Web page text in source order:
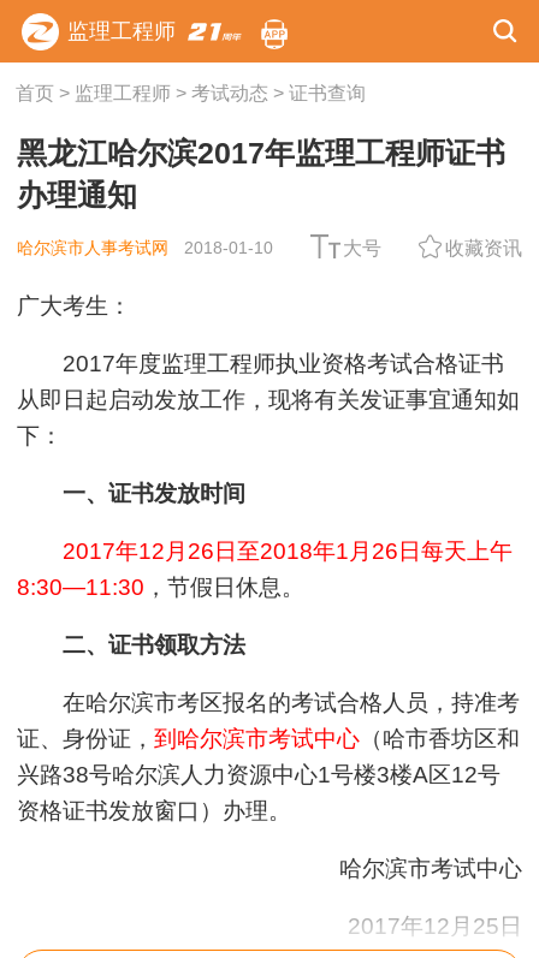
监理工程师
首页> 监理工程师> 考试动态 > 证书查询
黑龙江哈尔滨2017年监理工程师证书
办理通知
哈尔滨市人事考试网 2018-01-10 大号 收藏资讯
广大考生：
2017年度监理工程师执业资格考试合格证书
从即日起启动发放工作，现将有关发证事宜通知如
下：
一、证书发放时间
2017年12月26日至2018年1月26日每天上午
8:30—11:30 ，节假日休息。
二、证书领取方法
在哈尔滨市考区报名的考试合格人员，持准考
证、身份证，到哈尔滨市考试中心 （哈市香坊区和
兴路38号哈尔滨人力资源中心1号楼3楼A区12号
资格证书发放窗口）办理。
哈尔滨市考试中心
2017年12月25日